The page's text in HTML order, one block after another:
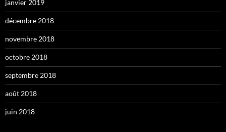
janvier 2019
décembre 2018
novembre 2018
octobre 2018
septembre 2018
août 2018
juin 2018